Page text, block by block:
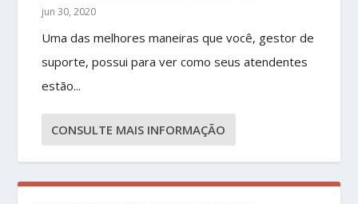
jun 30, 2020
Uma das melhores maneiras que você, gestor de
suporte, possui para ver como seus atendentes
estão...
CONSULTE MAIS INFORMAÇÃO